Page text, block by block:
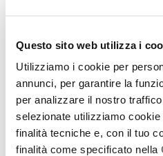
Questo sito web utilizza i
Utilizziamo i cookie per
annunci, per garantire la
per analizzare il nostro
selezionate utilizziamo
finalità tecniche e, con il tuo
finalità come specificato nella
Circolo/Live ClubPulp di
Circolo/Live ClubTrecasali
–Facebook–Instagram
Circolo/Live ClubMama’s
Bainait
Facebook
Instagram